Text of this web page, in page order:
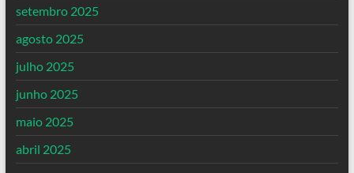
setembro 2025
agosto 2025
julho 2025
junho 2025
maio 2025
abril 2025